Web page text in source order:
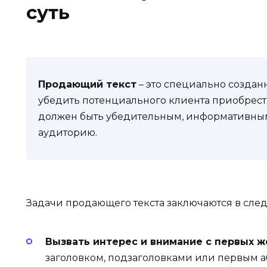
суть
Продающий текст – это специально
убедить потенциального клиента
должен быть убедительным,
аудиторию.
Задачи продающего текста заключаются в
Вызвать интерес и внимание с первых
заголовком, подзаголовками или первым